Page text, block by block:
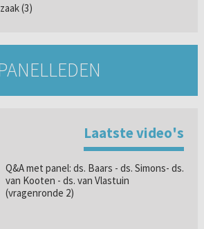
(3)
Laatste video's
Q&A met panel: ds. Baars - ds. Simons- ds.
van Kooten - ds. van Vlastuin
(vragenronde 2)